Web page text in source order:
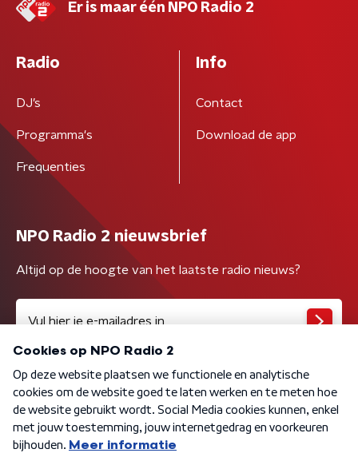
Er is maar één NPO Radio 2
Radio
DJ’s
Programma's
Frequenties
Info
Contact
Download de app
NPO Radio 2 nieuwsbrief
Altijd op de hoogte van het laatste radio nieuws?
Algemene voorwaarden